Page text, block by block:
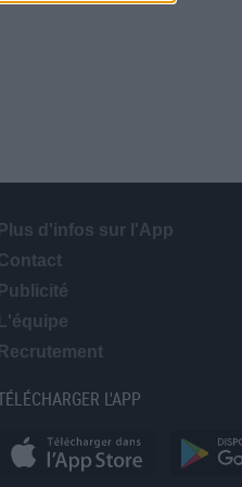
d'infos sur l'App
L'APP